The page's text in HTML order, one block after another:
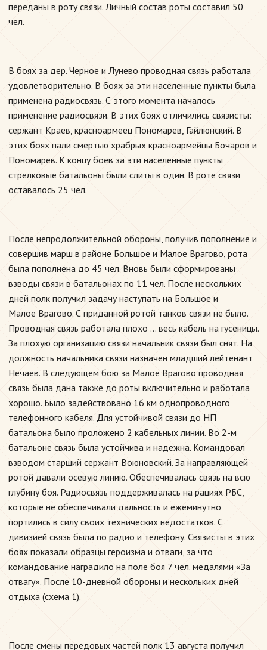
переданы в роту связи. Личный состав роты составил 50
чел.
В боях за дер. Черное и Лунево проводная связь работала
удовлетворительно. В боях за эти населенные пункты была
применена радиосвязь. С этого момента началось
применение радиосвязи. В этих боях отличились связисты:
сержант Краев, красноармеец Пономарев, Гайлюнский. В
этих боях пали смертью храбрых красноармейцы Бочаров и
Пономарев. К концу боев за эти населенные пункты
стрелковые батальоны были слиты в один. В роте связи
оставалось 25 чел.
После непродолжительной обороны, получив пополнение и
совершив марш в районе Большое и Малое Врагово, рота
была пополнена до 45 чел. Вновь были сформированы
взводы связи в батальонах по 11 чел. После нескольких
дней полк получил задачу наступать на Большое и
Малое Врагово. С приданной ротой танков связи не было.
Проводная связь работала плохо … весь кабель на гусеницы.
За плохую организацию связи начальник связи был снят. На
должность начальника связи назначен младший лейтенант
Нечаев. В следующем бою за Малое Врагово проводная
связь была дана также до роты включительно и работала
хорошо. Было задействовано 16 км однопроводного
телефонного кабеля. Для устойчивой связи до НП
батальона было проложено 2 кабельных линии. Во 2-м
батальоне связь была устойчива и надежна. Командовал
взводом старший сержант Воюновский. За направляющей
ротой давали осевую линию. Обеспечивалась связь на всю
глубину боя. Радиосвязь поддерживалась на рациях РБС,
которые не обеспечивали дальность и ежеминутно
портились в силу своих технических недостатков. С
дивизией связь была по радио и телефону. Связисты в этих
боях показали образцы героизма и отваги, за что
командование наградило на поле боя 7 чел. медалями «За
отвагу». После 10-дневной обороны и нескольких дней
отдыха (схема 1).
После смены передовых частей полк 13 августа получил